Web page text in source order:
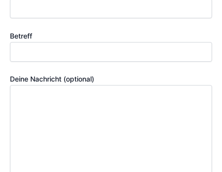
Betreff
Deine Nachricht (optional)